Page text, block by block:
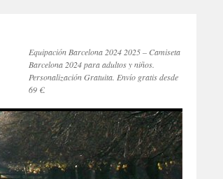
Equipación Barcelona 2024 2025 – Camiseta
Barcelona 2024 para adultos y niños.
Personalización Gratuita. Envío gratis desde
69 €.